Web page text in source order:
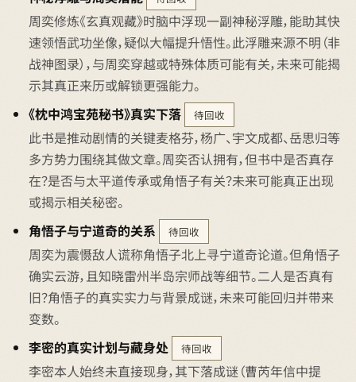
周奕修炼《玄真观藏》时脑中浮现一副神秘浮雕，能助其快
速领悟武功坐像，疑似大幅提升悟性。此浮雕来源不明（非
战神图录），与周奕穿越或特殊体质可能有关，未来可能揭
示其真正来历或解锁更强能力。
《枕中鸿宝苑秘书》真实下落
待回收
此书是推动剧情的关键麦格芬，杨广、宇文成都、岳思归等
多方势力围绕其做文章。周奕否认拥有，但书中是否真存
在？是否与太平道传承或角悟子有关？未来可能真正出现
或揭示相关秘密。
角悟子与宁道奇的关系
待回收
周奕为震慑敌人谎称角悟子北上寻宁道奇论道。但角悟子
确实云游，且知晓雷州半岛宗师战等细节。二人是否真有
旧？角悟子的真实实力与背景成谜，未来可能回归并带来
变数。
李密的真实计划与藏身处
待回收
李密本人始终未直接现身，其下落成谜（曹芮年信中提